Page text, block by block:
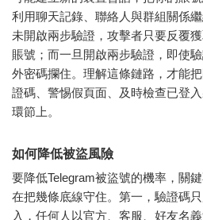
利用聊天記錄、聯絡人與群組關係
未開啟兩步驗證，攻擊者只要反覆
賬號；而一旦開啟兩步驗證，即使
外密碼攔住。理解這條鏈路，才能
證碼、警惕假頁面、及時檢查已登
環節上。
如何降低被盜風險
要降低Telegram被盜號的機率，關
在把幾條底線守住。第一，驗證碼
入，任何人以官方、客服、好友名